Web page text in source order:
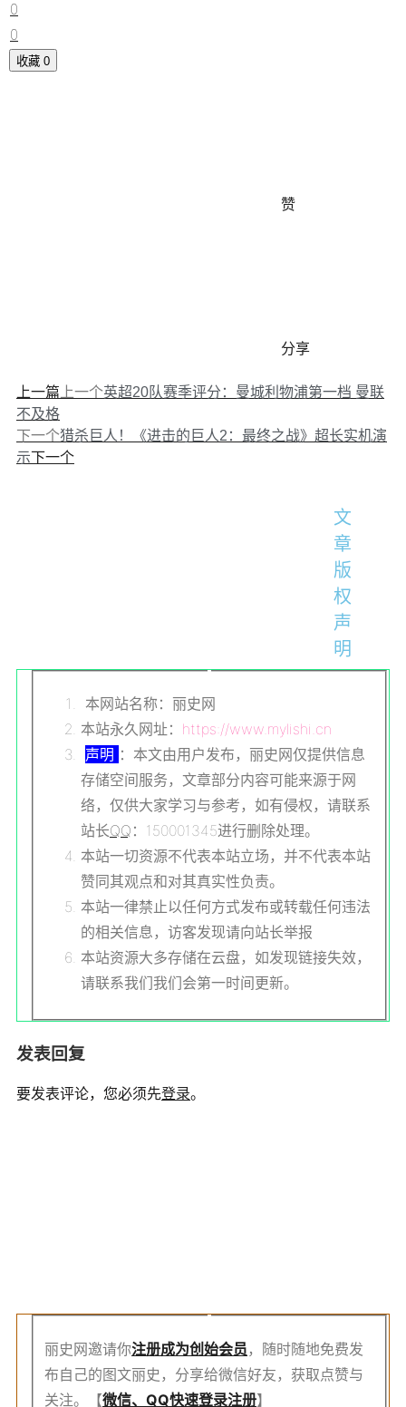
0
0
收藏 0
赞
分享
上一篇上一个英超20队赛季评分：曼城利物浦第一档 曼联
不及格
下一个猎杀巨人！《进击的巨人2：最终之战》超长实机演
示下一个
文
章
版
权
声
明
本网站名称：丽史网
本站永久网址： https://www.mylishi.cn
声明 ：本文由用户发布，丽史网仅提供信息
存储空间服务，文章部分内容可能来源于网
络，仅供大家学习与参考，如有侵权，请联系
站长QQ ：150001345进行删除处理。
本站一切资源不代表本站立场，并不代表本站
赞同其观点和对其真实性负责。
本站一律禁止以任何方式发布或转载任何违法
的相关信息，访客发现请向站长举报
本站资源大多存储在云盘，如发现链接失效，
请联系我们我们会第一时间更新。
发表回复
要发表评论，您必须先登录。
丽史网邀请你注册成为创始会员 ，随时随地免费发
布自己的图文丽史，分享给微信好友，获取点赞与
关注。【微信、QQ快速登录注册】